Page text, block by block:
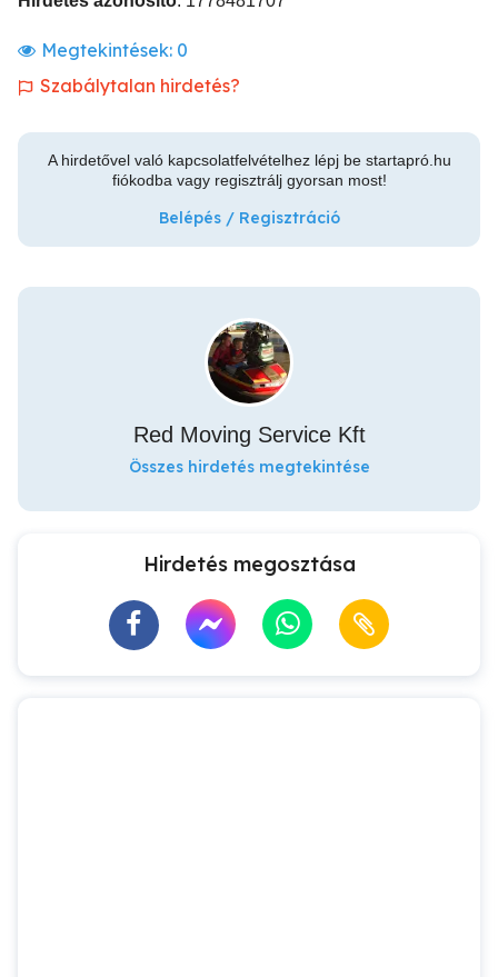
Megtekintések: 0
Szabálytalan hirdetés?
A hirdetővel való kapcsolatfelvételhez lépj be startapró.hu
fiókodba vagy regisztrálj gyorsan most!
Belépés / Regisztráció
Red Moving Service Kft
Összes hirdetés megtekintése
Hirdetés megosztása